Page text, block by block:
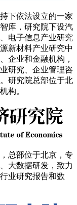
下依法设立的一家
库，研究院下设汽
电子信息产业研究
新材料产业研究中
企业和金融机构，
研究、企业管理咨
研究院总部位于北
构。
总部位于北京，专
大数据研发，致力
业研究报告和数